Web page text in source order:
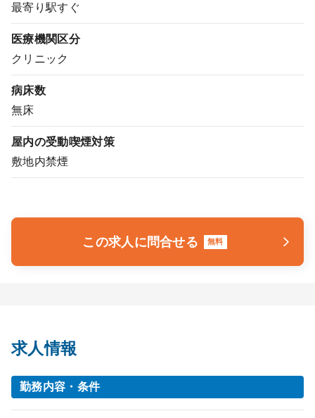
クリニック開業
DtoDとは
お問合せ
採用をお考えの医療機関の方
最寄り駅すぐ
医療機関区分
クリニック
病床数
無床
屋内の受動喫煙対策
敷地内禁煙
この求人に問合せる 無料
求人情報
勤務内容・条件